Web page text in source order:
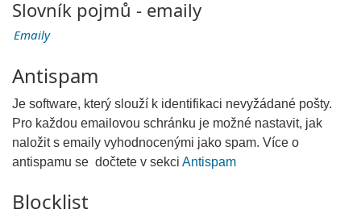
Slovník pojmů - emaily
Emaily
Antispam
Je software, který slouží k identifikaci nevyžádané pošty.
Pro každou emailovou schránku je možné nastavit, jak
naložit s emaily vyhodnocenými jako spam. Více o
antispamu se dočtete v sekci Antispam
Blocklist